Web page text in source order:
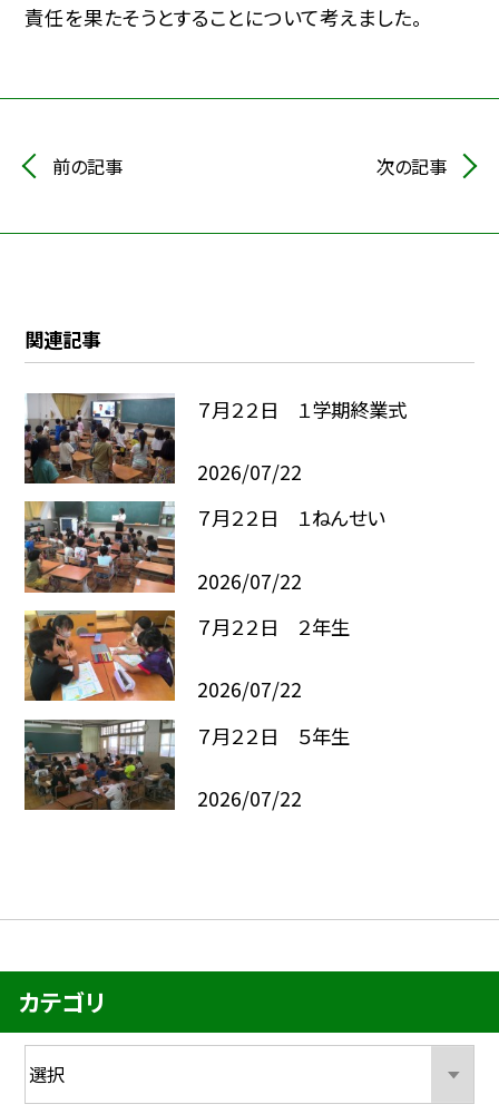
責任を果たそうとすることについて考えました。
前の記事 次の記事
関連記事
７月２２日 １学期終業式
2026/07/22
７月２２日 １ねんせい
2026/07/22
７月２２日 ２年生
2026/07/22
７月２２日 ５年生
2026/07/22
カテゴリ